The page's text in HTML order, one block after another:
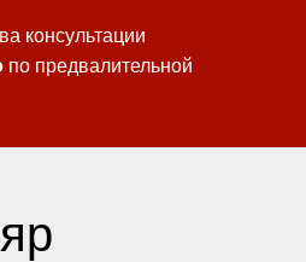
консультации
по предвалительной